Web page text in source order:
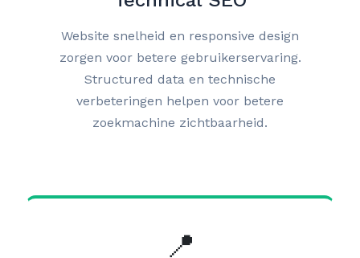
Website snelheid en responsive design
zorgen voor betere gebruikerservaring.
Structured data en technische
verbeteringen helpen voor betere
zoekmachine zichtbaarheid.
📍